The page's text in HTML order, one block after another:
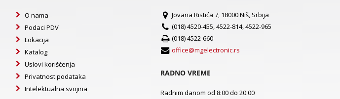
O nama
Podaci PDV
Lokacija
Katalog
Uslovi korišćenja
Privatnost podataka
Intelektualna svojina
Jovana Ristića 7, 18000 Niš, Srbija
(018) 4520-455, 4522-814, 4522-965
(018) 4522-660
office@mgelectronic.rs
RADNO VREME
Radnim danom od 8:00 do 20:00